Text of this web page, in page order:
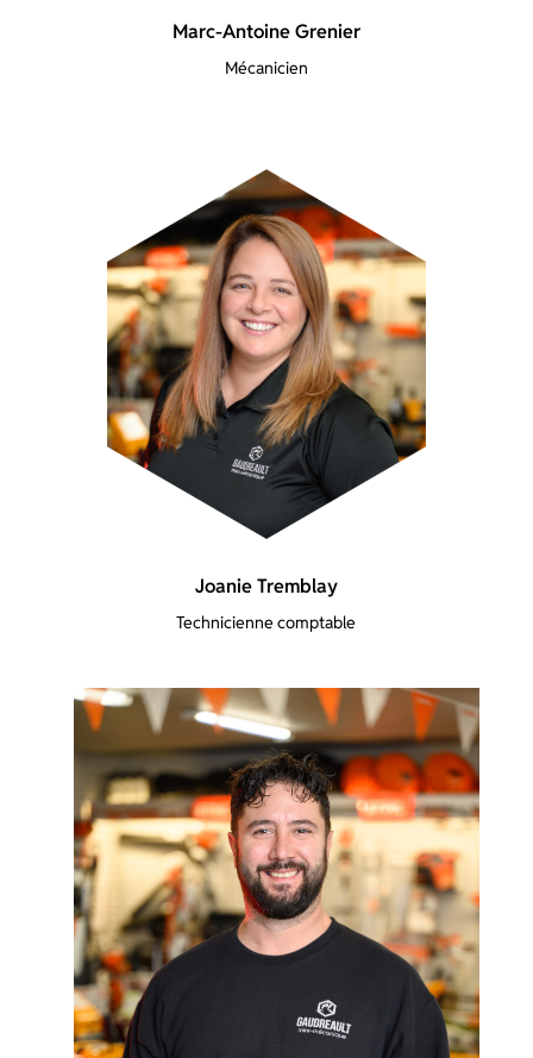
Marc-Antoine Grenier
Mécanicien
Joanie Tremblay
Technicienne comptable